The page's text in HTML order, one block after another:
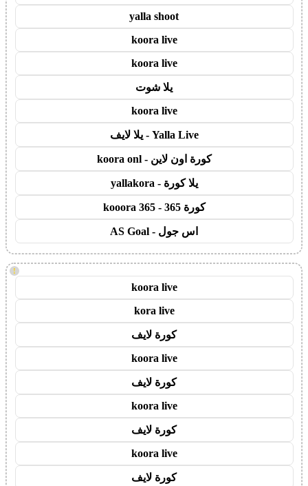
yalla shoot
koora live
koora live
يلا شوت
koora live
Yalla Live - يلا لايف
كورة اون لاين - koora onl
يلا كورة - yallakora
كورة 365 - kooora 365
اس جول - AS Goal
!
koora live
kora live
كورة لايف
koora live
كورة لايف
koora live
كورة لايف
koora live
كورة لايف